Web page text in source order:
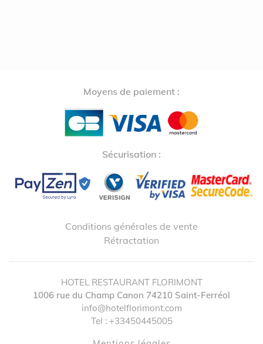
Moyens de paiement :
Sécurisation :
Conditions générales de vente
Rétractation
HOTEL RESTAURANT FLORIMONT
1006 rue du Champ Canon 74210 Saint-Ferréol
info@hotelflorimont.com
Tel : +33450445005